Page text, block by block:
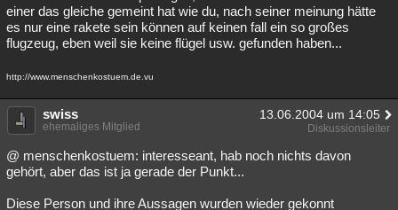
einer das gleiche gemeint hat wie du, nach seiner meinung hätte
es nur eine rakete sein können auf keinen fall ein so großes
flugzeug, eben weil sie keine flügel usw. gefunden haben...
http://www.menschenkostuem.de.vu
swiss 13.06.2004 um 14:05
ehemaliges Mitglied Diskussionsleiter
@ menschenkostuem: interesseant, hab noch nichts davon
gehört, aber das ist ja gerade der Punkt...
Diese Person und ihre Aussagen wurden wieder gekonnt